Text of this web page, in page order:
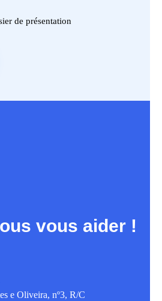
de présentation
vous aider !
e Oliveira, nº3, R/C